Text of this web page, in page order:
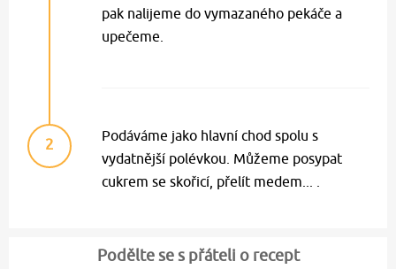
pak nalijeme do vymazaného pekáče a
upečeme.
2
Podáváme jako hlavní chod spolu s
vydatnější polévkou. Můžeme posypat
cukrem se skořicí, přelít medem... .
Podělte se s přáteli o recept